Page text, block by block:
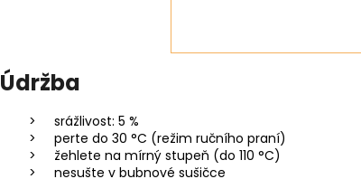
Údržba
srážlivost: 5 %
perte do 30 °C (režim ručního praní)
žehlete na mírný stupeň (do 110 °C)
nesušte v bubnové sušičce